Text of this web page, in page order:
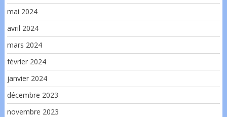
mai 2024
avril 2024
mars 2024
février 2024
janvier 2024
décembre 2023
novembre 2023